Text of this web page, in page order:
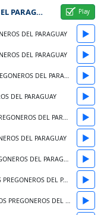
FELIPE SANCHEZ Y LOS PREGONEROS DEL PARAGUAY
DEL PARAGUAY ▶
DEL PARAGUAY ▶
DEL PARAGUAY ▶
DEL PARAGUAY ▶
DEL PARAGUAY ▶
DEL PARAGUAY ▶
DEL PARAGUAY ▶
DEL PARAGUAY ▶
DEL PARAGUAY ▶